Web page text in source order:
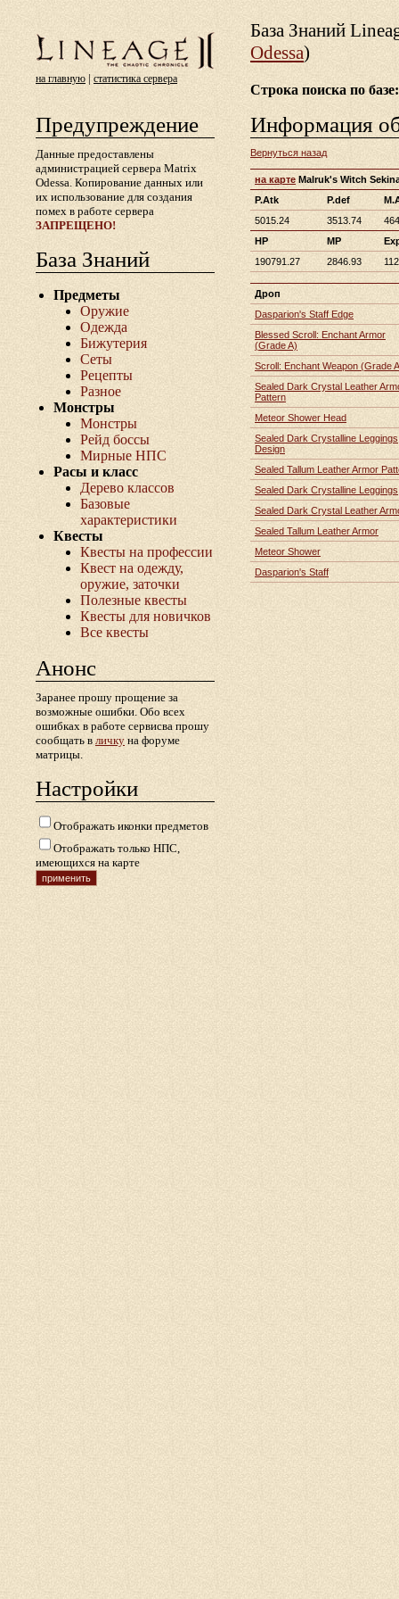
на главную | статистика сервера
База Знаний
Odessa)
Строка поиска по базе:
Предупреждение
Данные предоставлены
администрацией сервера Matrix
Odessa. Копирование данных или
их использование для создания
помех в работе сервера
ЗАПРЕЩЕНО!
База Знаний
Предметы
Оружие
Одежда
Бижутерия
Сеты
Рецепты
Разное
Монстры
Монстры
Рейд боссы
Мирные НПС
Расы и класс
Дерево классов
Базовые
характеристики
Квесты
Квесты на профессии
Квест на одежду,
оружие, заточки
Полезные квесты
Квесты для новичков
Все квесты
Анонс
Заранее прошу прощение за
возможные ошибки. Обо всех
ошибках в работе сервисва прошу
сообщать в личку на форуме
матрицы.
Настройки
Отображать иконки предметов
Отображать только НПС,
имеющихся на карте
Информация
Вернуться назад
на карте Malruk's Witch
P.Atk
P.def
5015.24
3513.74
HP
MP
190791.27
2846.93
Дроп
Dasparion's Staff Edge
Blessed Scroll: Enchant Armor
(Grade A)
Scroll: Enchant Weapon (Grade
Sealed Dark Crystal Leather
Pattern
Meteor Shower Head
Sealed Dark Crystalline Leggings
Design
Sealed Tallum Leather Armor
Sealed Dark Crystalline Leggings
Sealed Dark Crystal Leather
Sealed Tallum Leather Armor
Meteor Shower
Dasparion's Staff